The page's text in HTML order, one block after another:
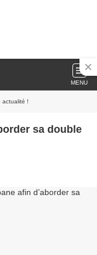
MENU
actualité !
sa double